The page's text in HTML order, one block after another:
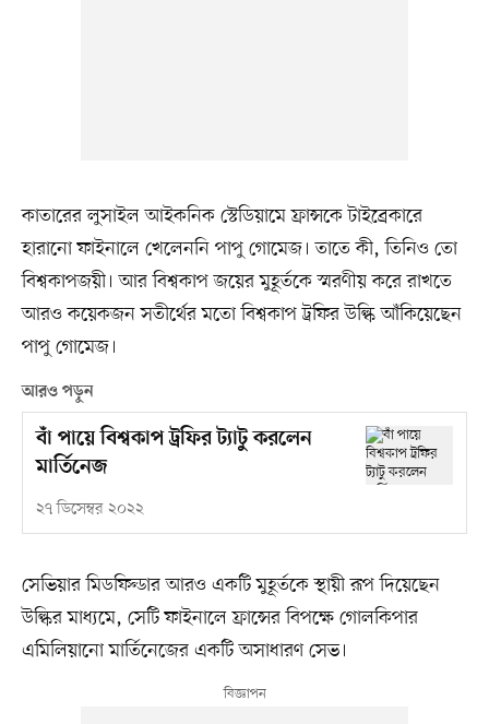
কাতারের লুসাইল আইকনিক স্টেডিয়ামে ফ্রান্সকে টাইব্রেকারে
হারানো ফাইনালে খেলেননি পাপু গোমেজ। তাতে কী, তিনিও তো
বিশ্বকাপজয়ী। আর বিশ্বকাপ জয়ের মুহূর্তকে স্মরণীয় করে রাখতে
আরও কয়েকজন সতীর্থের মতো বিশ্বকাপ ট্রফির উল্কি আঁকিয়েছেন
পাপু গোমেজ।
আরও পড়ুন
বাঁ পায়ে বিশ্বকাপ ট্রফির ট্যাটু করলেন
মার্তিনেজ
২৭ ডিসেম্বর ২০২২
সেভিয়ার মিডফিল্ডার আরও একটি মুহূর্তকে স্থায়ী রূপ দিয়েছেন
উল্কির মাধ্যমে, সেটি ফাইনালে ফ্রান্সের বিপক্ষে গোলকিপার
এমিলিয়ানো মার্তিনেজের একটি অসাধারণ সেভ।